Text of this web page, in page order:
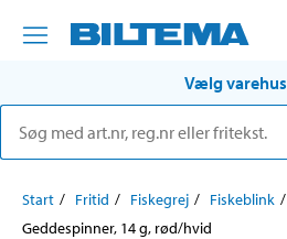
Vælg varehus
Start Fritid Fiskegrej Fiskeblink
Geddespinner, 14 g, rød/hvid